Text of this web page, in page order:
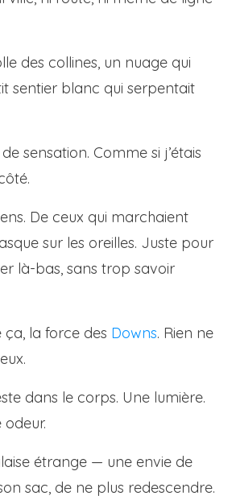
des collines, un nuage qui
sentier blanc qui serpentait
sensation. Comme si j’étais
De ceux qui marchaient
sur les oreilles. Juste pour
là-bas, sans trop savoir
ça, la force des Downs. Rien ne
dans le corps. Une lumière.
étrange — une envie de
sac, de ne plus redescendre.